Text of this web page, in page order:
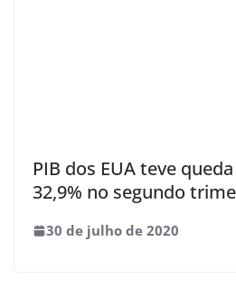
PIB dos EUA teve
32,9% no segundo
30 de julho de 2020